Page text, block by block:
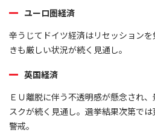
ユーロ圏経済
辛うじてドイツ経済はリセッション
きも厳しい状況が続く見通し。
英国経済
ＥＵ離脱に伴う不透明感が懸念され
スクが続く見通し。選挙結果次第で
警戒。